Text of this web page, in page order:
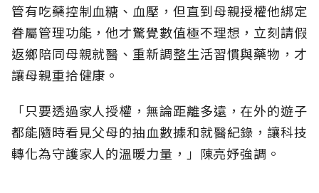
管有吃藥控制血糖、血壓，但直到母親授權他綁定
眷屬管理功能，他才驚覺數值極不理想，立刻請假
返鄉陪同母親就醫、重新調整生活習慣與藥物，才
讓母親重拾健康。
「只要透過家人授權，無論距離多遠，在外的遊子
都能隨時看見父母的抽血數據和就醫紀錄，讓科技
轉化為守護家人的溫暖力量，」陳亮妤強調。